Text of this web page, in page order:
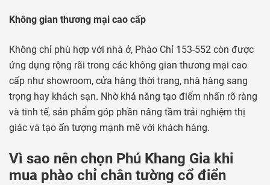
Không gian thương mại cao cấp
Không chỉ phù hợp với nhà ở, Phào Chỉ 153-552 còn được
ứng dụng rộng rãi trong các không gian thương mại cao
cấp như showroom, cửa hàng thời trang, nhà hàng sang
trọng hay khách sạn. Nhờ khả năng tạo điểm nhấn rõ ràng
và tinh tế, sản phẩm góp phần nâng tầm trải nghiệm thị
giác và tạo ấn tượng mạnh mẽ với khách hàng.
Vì sao nên chọn Phú Khang Gia khi
mua phào chỉ chân tường cổ điển